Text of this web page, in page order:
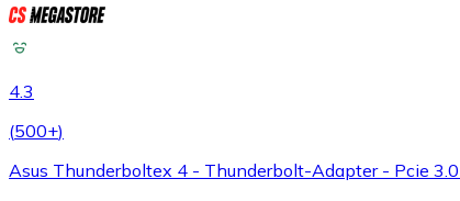
4.3
(500+)
Asus Thunderboltex 4 - Thunderbolt-Adapter - Pcie